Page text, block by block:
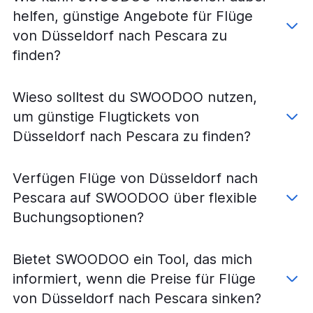
Flüge von Bremen nach Rom Ciampino
Flüge von Dortmund nach Rom Ciampino
Flüge von Dresden nach Rom Ciampino
Flüge von Weeze, Niederrhein nach Rom Ciampino
Flüge von Düsseldorf nach Pescara
Flüge von Frankfurt Hahn nach Pescara
Flüge von Memmingen nach Rom Ciampino
Flüge von Weeze, Niederrhein nach Pescara
Flüge von Hamburg nach Pescara
Flüge von Berlin nach Pescara
Flüge von Stuttgart nach Pescara
helfen, günstige Angebote für Flüge
von Düsseldorf nach Pescara zu
finden?
Wieso solltest du SWOODOO nutzen,
um günstige Flugtickets von
Düsseldorf nach Pescara zu finden?
Verfügen Flüge von Düsseldorf nach
Pescara auf SWOODOO über flexible
Buchungsoptionen?
Bietet SWOODOO ein Tool, das mich
informiert, wenn die Preise für Flüge
von Düsseldorf nach Pescara sinken?